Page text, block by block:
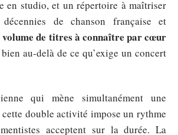
en studio, et un répertoire à maîtriser
de chanson française et
volume de titres à connaître par cœur
bien au-delà de ce qu’exige un concert
qui mène simultanément une
cette double activité impose un rythme
acceptent sur la durée. La